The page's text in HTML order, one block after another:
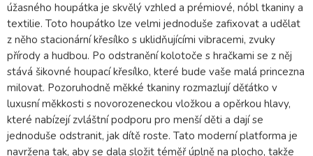
úžasného houpátka je skvělý vzhled a prémiové, nóbl tkaniny a
textilie. Toto houpátko lze velmi jednoduše zafixovat a udělat
z něho stacionární křesílko s uklidňujícími vibracemi, zvuky
přírody a hudbou. Po odstranění kolotoče s hračkami se z něj
stává šikovné houpací křesílko, které bude vaše malá princezna
milovat. Pozoruhodně měkké tkaniny rozmazlují děťátko v
luxusní měkkosti s novorozeneckou vložkou a opěrkou hlavy,
které nabízejí zvláštní podporu pro menší děti a dají se
jednoduše odstranit, jak dítě roste. Tato moderní platforma je
navržena tak, aby se dala složit téměř úplně na plocho, takže